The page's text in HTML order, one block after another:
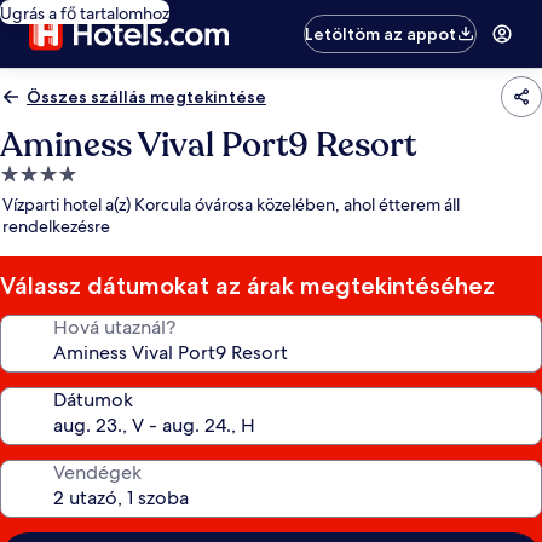
Ugrás a fő tartalomhoz
Letöltöm az appot
Összes szállás megtekintése
Aminess Vival Port9 Resort
4.0
csillagos
szálláshely
Vízparti hotel a(z) Korcula óvárosa közelében, ahol étterem áll
rendelkezésre
Válassz dátumokat az árak megtekintéséhez
Hová utaznál?
Dátumok
Vendégek